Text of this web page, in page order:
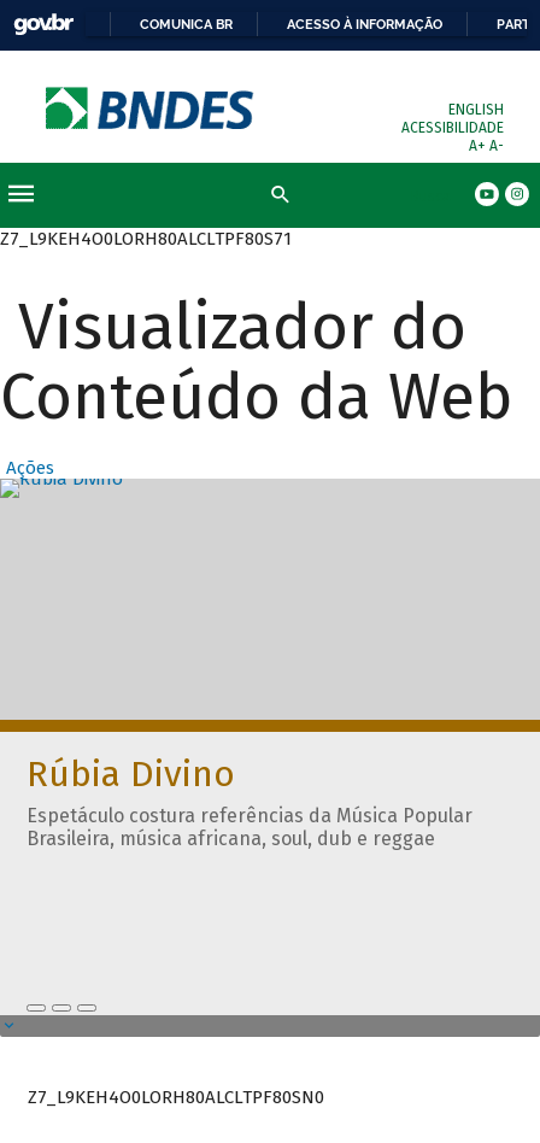
COMUNICA BR ACESSO À INFORMAÇÃO
ENGLISH
ACESSIBILIDADE
A+ A-
Z7_L9KEH4O0LORH80ALCLTPF80S71
Visualizador do
Conteúdo da Web
Ações
Destaques
Rúbia Divino
Espetáculo costura referências da Música Popular
Brasileira, música africana, soul, dub e reggae
Z7_L9KEH4O0LORH80ALCLTPF80SN0